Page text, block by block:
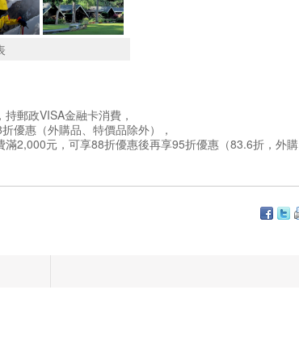
郵政VISA金融卡消費，
優惠（外購品、特價品除外），
2,000元，可享88折優惠後再享95折優惠（83.6折，外購